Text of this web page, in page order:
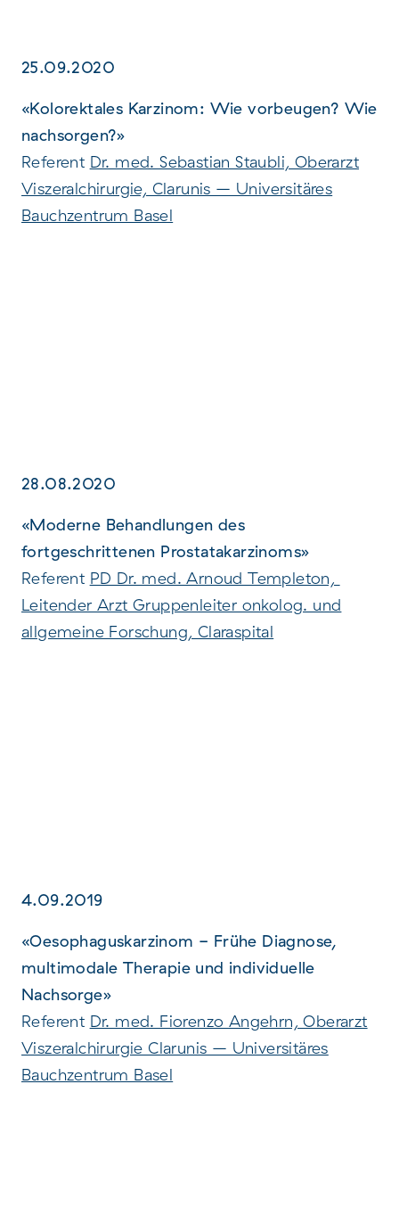
25.09.2020
«Kolorektales Karzinom: Wie vorbeugen? Wie
nachsorgen?»
Referent Dr. med. Sebastian Staubli, Oberarzt
Viszeralchirurgie, Clarunis – Universitäres
Bauchzentrum Basel
28.08.2020
«Moderne Behandlungen des
fortgeschrittenen Prostatakarzinoms»
Referent PD Dr. med. Arnoud Templeton,
Leitender Arzt Gruppenleiter onkolog. und
allgemeine Forschung, Claraspital
4.09.2019
«Oesophaguskarzinom - Frühe Diagnose,
multimodale Therapie und individuelle
Nachsorge»
Referent Dr. med. Fiorenzo Angehrn, Oberarzt
Viszeralchirurgie Clarunis – Universitäres
Bauchzentrum Basel